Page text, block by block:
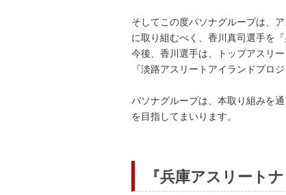
そしてこの度パソナグループは、
に取り組むべく、香川真司選手を
今後、香川選手は、トップアスリ
『淡路アスリートアイランドプロ
パソナグループは、本取り組みを
を目指してまいります。
『兵庫アスリート